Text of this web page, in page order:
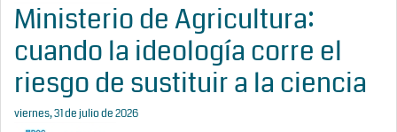
Ministerio de Agricultura:
cuando la ideología corre el
riesgo de sustituir a la ciencia
viernes, 31 de julio de 2026